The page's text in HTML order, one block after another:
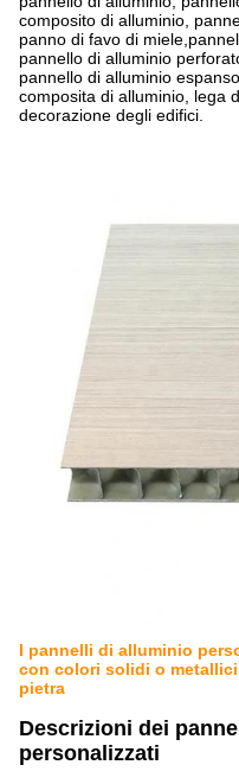
composito di alluminio,
panno di favo di
pannello di alluminio
pannello di alluminio
composita di alluminio, lega
decorazione degli edifici.
I pannelli di alluminio
con colori solidi o
pietra
Descrizioni dei
personalizzati